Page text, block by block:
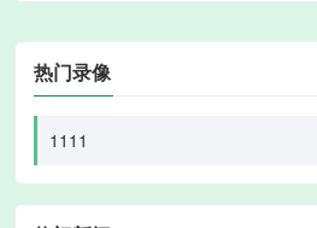
热门录像
1111